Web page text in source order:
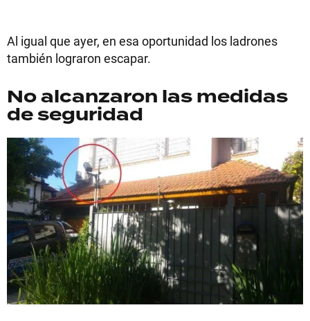
Al igual que ayer, en esa oportunidad los ladrones
también lograron escapar.
No alcanzaron las medidas
de seguridad